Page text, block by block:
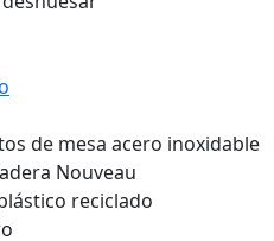
de mesa acero inoxidable
Nouveau
reciclado